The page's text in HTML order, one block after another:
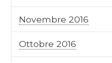
Novembre 2016
Ottobre 2016